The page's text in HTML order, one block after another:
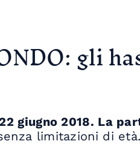
gli
giugno 2018. La
limitazioni di età.